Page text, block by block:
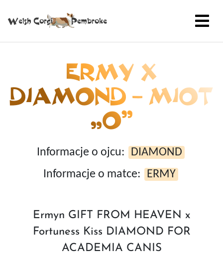
ERMY X
DIAMOND – MIOT
„O”
Informacje o ojcu:
DIAMOND
Informacje o matce:
ERMY
Ermyn GIFT FROM HEAVEN x
Fortuness Kiss DIAMOND FOR
ACADEMIA CANIS